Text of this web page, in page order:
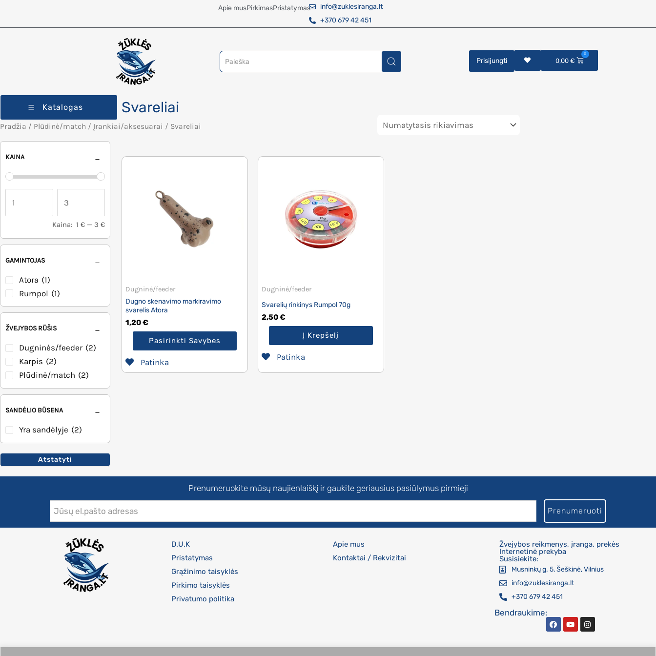
Apie musPirkimasPristatymas
info@zuklesiranga.lt
+370 679 42 451
0,00 €
0
Prisijungti
Katalogas
Pradžia / Plūdinė/match / Įrankiai/aksesuarai / Svareliai
KAINA
Kaina: 1 €— 3 €
GAMINTOJAS
Atora (1)
Rumpol (1)
ŽVEJYBOS RŪŠIS
Dugninės/feeder (2)
Karpis (2)
Plūdinė/match (2)
SANDĖLIO BŪSENA
Yra sandėlyje (2)
Atstatyti
Svareliai
Dugninė/feeder
Dugno skenavimo markiravimo
svarelis Atora
1,20€
Pasirinkti Savybes
Patinka
Dugninė/feeder
Svarelių rinkinys Rumpol 70g
2,50€
Į Krepšelį
Patinka
Prenumeruokite mūsų naujienlaiškį ir gaukite geriausius pasiūlymus pirmieji
Prenumeruoti
D.U.K
Pristatymas
Grąžinimo taisyklės
Pirkimo taisyklės
Privatumo politika
Apie mus
Kontaktai / Rekvizitai
Žvejybos reikmenys, įranga, prekės
Internetinė prekyba
Susisiekite:
Musninkų g. 5, Šeškinė, Vilnius
info@zuklesiranga.lt
+370 679 42 451
Bendraukime: